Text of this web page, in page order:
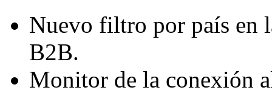
Nuevo filtro por país en
B2B.
Monitor de la conexión